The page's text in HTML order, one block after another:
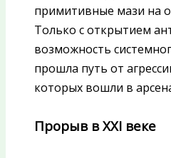
примитивные мази на
Только с открытием
возможность
прошла путь от
которых вошли в
Прорыв в XXI веке